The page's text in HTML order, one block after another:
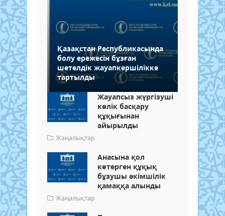
Қазақстан Республикасында
болу ережесін бұзған
шетелдік жауапкершілікке
тартылды
Жауапсыз жүргізуші
көлік басқару
құқығынан
айырылды
Жаңалықтар
Анасына қол
көтерген құқық
бұзушы әкімшілік
қамаққа алынды
Жаңалықтар